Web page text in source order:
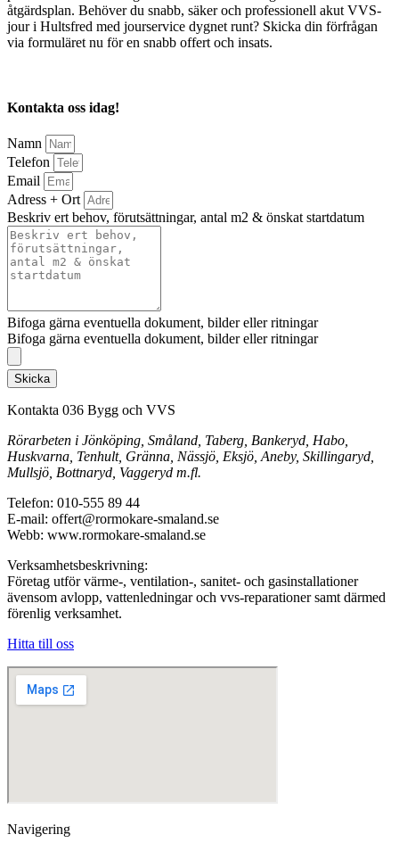
åtgärdsplan. Behöver du snabb, säker och professionell akut VVS-
jour i Hultsfred med jourservice dygnet runt? Skicka din förfrågan
via formuläret nu för en snabb offert och insats.
Kontakta oss idag!
Namn
Telefon
Email
Adress + Ort
Beskriv ert behov, förutsättningar, antal m2 & önskat startdatum
Bifoga gärna eventuella dokument, bilder eller ritningar
Bifoga gärna eventuella dokument, bilder eller ritningar
Skicka
Kontakta 036 Bygg och VVS
Rörarbeten i Jönköping, Småland, Taberg, Bankeryd, Habo,
Huskvarna, Tenhult, Gränna, Nässjö, Eksjö, Aneby, Skillingaryd,
Mullsjö, Bottnaryd, Vaggeryd m.fl.
Telefon: 010-555 89 44
E-mail: offert@rormokare-smaland.se
Webb: www.rormokare-smaland.se
Verksamhetsbeskrivning:
Företag utför värme-, ventilation-, sanitet- och gasinstallationer
ävensom avlopp, vattenledningar och vvs-reparationer samt därmed
förenlig verksamhet.
Hitta till oss
Navigering